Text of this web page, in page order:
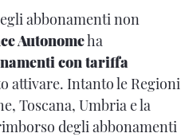
abbonamenti non
Autonomeha
con tariffa
attivare. Intanto le Regioni
Toscana, Umbria e la
degli abbonamenti